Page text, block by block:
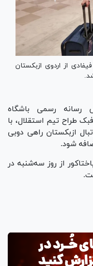
از اردوی ازبکستان
رسانه رسمی باشگاه
طراح تیم استقلال، با
ازبکستان راهی دوبی
شود.
از روز سه‌شنبه در